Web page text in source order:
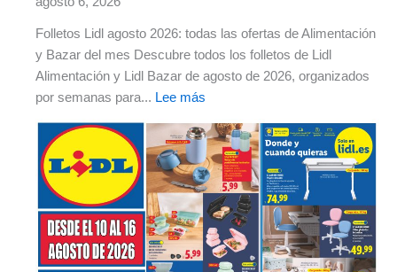
Folletos Lidl agosto 2026: todas las ofertas de Alimentación
y Bazar del mes Descubre todos los folletos de Lidl
Alimentación y Lidl Bazar de agosto de 2026, organizados
por semanas para... Lee más